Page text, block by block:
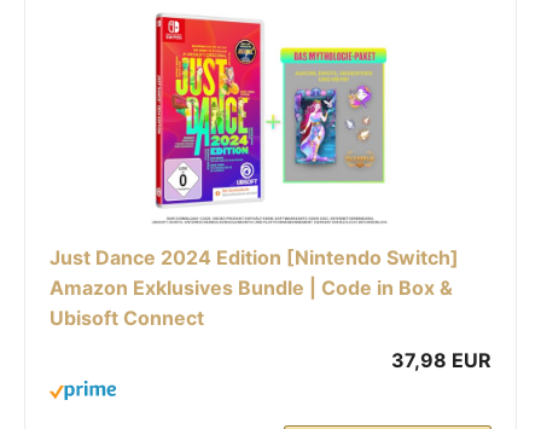
Just Dance 2024 Edition [Nintendo Switch]
Amazon Exklusives Bundle | Code in Box &
Ubisoft Connect
37,98 EUR